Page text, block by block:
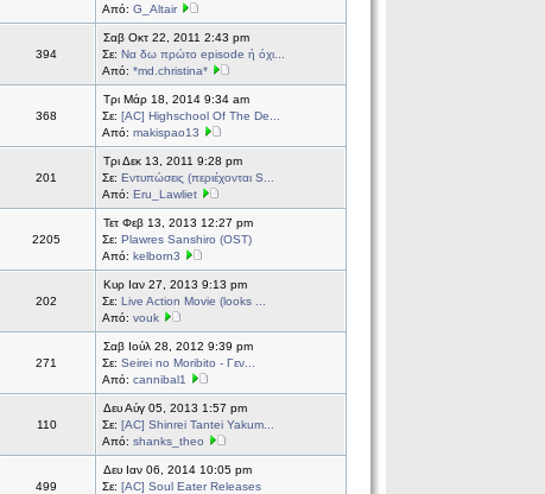
Από: G_Altair
394
Σαβ Οκτ 22, 2011 2:43 pm
Σε: Να δω πρώτο episode ή όχι...
Από: *md.christina*
368
Τρι Μάρ 18, 2014 9:34 am
Σε: [AC] Highschool Of The De...
Από: makispao13
201
Τρι Δεκ 13, 2011 9:28 pm
Σε: Εντυπώσεις (περιέχονται S...
Από: Eru_Lawliet
2205
Τετ Φεβ 13, 2013 12:27 pm
Σε: Plawres Sanshiro (OST)
Από: kelborn3
202
Κυρ Ιαν 27, 2013 9:13 pm
Σε: Live Action Movie (looks ...
Από: vouk
271
Σαβ Ιούλ 28, 2012 9:39 pm
Σε: Seirei no Moribito - Γεν...
Από: cannibal1
110
Δευ Αύγ 05, 2013 1:57 pm
Σε: [AC] Shinrei Tantei Yakum...
Από: shanks_theo
499
Δευ Ιαν 06, 2014 10:05 pm
Σε: [AC] Soul Eater Releases